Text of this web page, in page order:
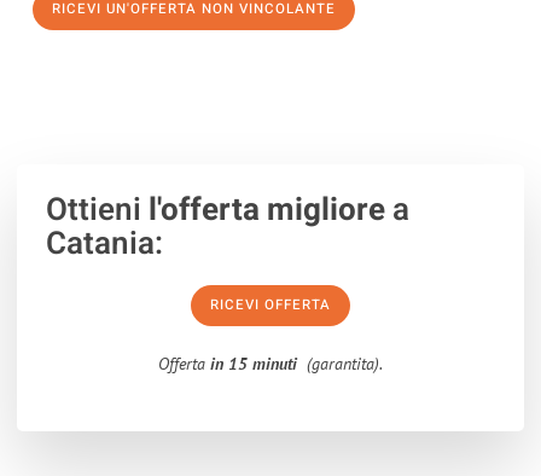
RICEVI UN'OFFERTA NON VINCOLANTE
Ottieni l'offerta migliorea
Catania:
RICEVI OFFERTA
Offerta in 15 minuti (garantita).